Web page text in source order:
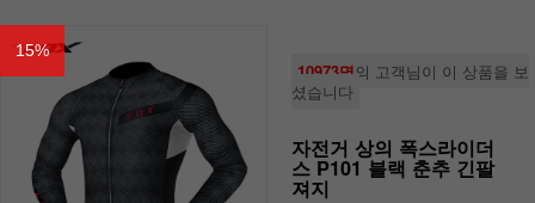
15%
10973명의 고객님이 이 상품을 보
셨습니다
자전거 상의 폭스라이더
스 P101 블랙 춘추 긴팔
져지